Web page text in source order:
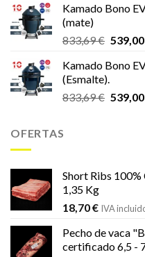
era:
Kamado Bono
(mate)
833,69€ El
original
era:
833,69
539,00
Kamado Bono
(Esmalte).
833,69€ El
539,00
OFERTAS
Short Ribs
1,35 Kg
18,70€ IVA
Pecho de vaca
certificado 6,5 -